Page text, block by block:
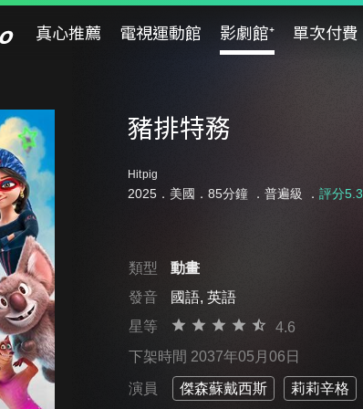
真心推薦 電視運動館 影劇館⁺ 單次付費
豬排特務
Hitpig
2025．美國．85分鐘 ． 普遍級 ． 評分5.3
類型
動畫
發音
國語, 英語
星等
4.6
下架時間 2037年05月06日
演員 傑森蘇戴西斯 莉莉辛格